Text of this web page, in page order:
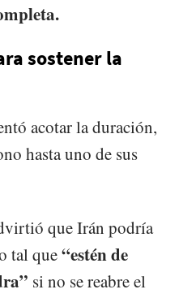
sostener la
acotar la duración,
hasta uno de sus
que Irán podría
tal que“estén de
si no se reabre el